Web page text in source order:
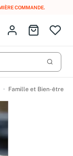
COMMANDE.
Lancer
cherchiez ?
Identifiez-vous
Aller au
Famille et Bien-être